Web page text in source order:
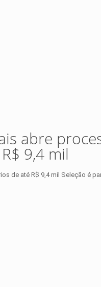
abre
9,4 mil
de até R$ 9,4 mil Seleção é